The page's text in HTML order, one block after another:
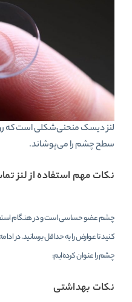
لنز دیسک منحنی‌شکلی است که
سطح چشم را می‌پوشاند.
نکات مهم استفاده از لنز
چشم عضو حساسی است و در هنگام
کنید تا عوارض را به حداقل برسانید. در
چشم را عنوان کرده‌ایم:
نکات بهداشتی